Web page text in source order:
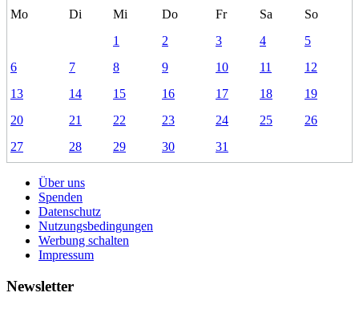
Mo
Di Mi Do Fr Sa
So
1
2 3 4
5
6
7 8 9 10 11
12
13
14 15 16 17 18
19
20
21 22 23 24 25
26
27
28 29 30 31
Über uns
Spenden
Datenschutz
Nutzungsbedingungen
Werbung schalten
Impressum
Newsletter